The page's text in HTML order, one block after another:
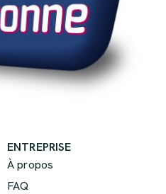
ENTREPRISE
À propos
FAQ